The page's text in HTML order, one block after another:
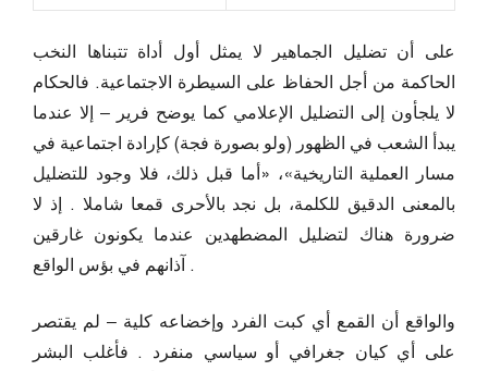
على أن تضليل الجماهير لا يمثل أول أداة تتبناها النخب
الحاكمة من أجل الحفاظ على السيطرة الاجتماعية. فالحكام
لا يلجأون إلى التضليل الإعلامي كما يوضح فرير – إلا عندما
يبدأ الشعب في الظهور (ولو بصورة فجة) كإرادة اجتماعية في
مسار العملية التاريخية»، «أما قبل ذلك، فلا وجود للتضليل
بالمعنى الدقيق للكلمة، بل نجد بالأحرى قمعا شاملا . إذ لا
ضرورة هناك لتضليل المضطهدين عندما يكونون غارقين
آذانهم في بؤس الواقع .
والواقع أن القمع أي كبت الفرد وإخضاعه كلية – لم يقتصر
على أي كيان جغرافي أو سياسي منفرد . فأغلب البشر